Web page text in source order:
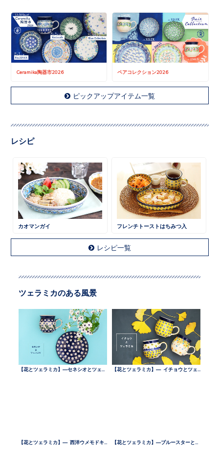
Ceramika陶器市2026 ペアコレクション2026
ピックアップアイテム一覧
レシピ
カオマンガイ フレンチトーストはちみつ入
レシピ一覧
ツェラミカのある風景